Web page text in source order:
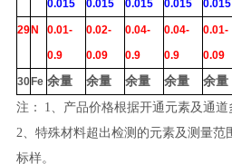
0.015
0.015
0.015
0.015
0.015
29N
0.01-
0.9
0.02-
0.09
0.04-
0.9
0.04-
0.9
0.01-
0.09
30Fe 余量 余量 余量 余量 余量
注：
1、产品价格根据开通元素及通道
2、特殊材料超出检测的元素及测量范
标样。